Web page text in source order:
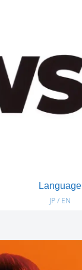
Language
JP / EN